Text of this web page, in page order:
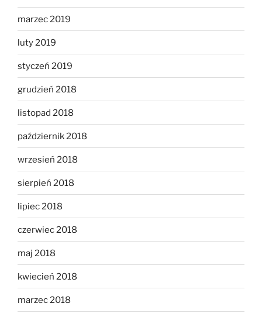
marzec 2019
luty 2019
styczeń 2019
grudzień 2018
listopad 2018
październik 2018
wrzesień 2018
sierpień 2018
lipiec 2018
czerwiec 2018
maj 2018
kwiecień 2018
marzec 2018